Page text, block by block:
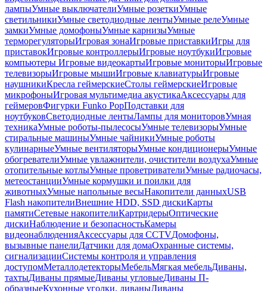
лампыУмные выключателиУмные розеткиУмные
светильникиУмные светодиодные лентыУмные релеУмные
замкиУмные домофоныУмные карнизыУмные
терморегуляторыИгровая зонаИгровые приставкиИгры для
приставокИгровые контроллерыИгровые ноутбукиИгровые
компьютеры Игровые видеокартыИгровые мониторыИгровые
телевизорыИгровые мышиИгровые клавиатурыИгровые
наушникиКресла геймерскиеСтолы геймерскиеИгровые
микрофоныИгровая мультимедиа акустикаАксессуары для
геймеровФигурки Funko PopПодставки для
ноутбуковСветодиодные лентыЛампы для мониторовУмная
техникаУмные роботы-пылесосыУмные телевизорыУмные
стиральные машиныУмные чайникиУмные роботы
кулинарныеУмные вентиляторыУмные кондиционерыУмные
обогревателиУмные увлажнители, очистители воздухаУмные
отопительные котлыУмные проветривателиУмные радиочасы,
метеостанцииУмные кормушки и поилки для
животныхУмные напольные весыНакопители данныхUSB
Flash накопителиВнешние HDD, SSD дискиКарты
памятиСетевые накопителиКартридерыОптические
дискиНаблюдение и безопасностьКамеры
видеонаблюденияАксессуары для CCTVДомофоны,
вызывные панелиДатчики для домаОхранные системы,
сигнализацииСистемы контроля и управления
доступомМеталлодетекторыМебельМягкая мебельДиваны,
тахтыДиваны прямыеДиваны угловыеДиваны П-
образныеКухонные уголки, диваныДиваны